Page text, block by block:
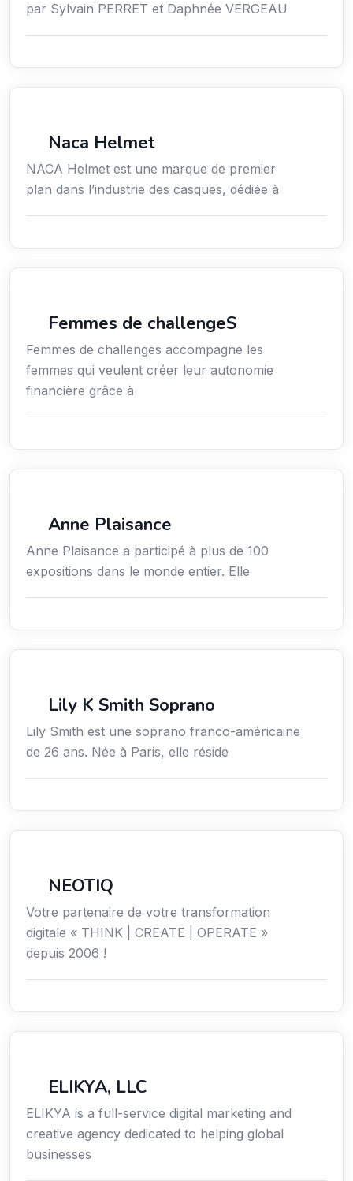
par Sylvain PERRET et Daphnée VERGEAU
Naca Helmet
NACA Helmet est une marque de premier
plan dans l’industrie des casques, dédiée à
Femmes de challengeS
Femmes de challenges accompagne les
femmes qui veulent créer leur autonomie
financière grâce à
Anne Plaisance
Anne Plaisance a participé à plus de 100
expositions dans le monde entier. Elle
Lily K Smith Soprano
Lily Smith est une soprano franco-américaine
de 26 ans. Née à Paris, elle réside
NEOTIQ
Votre partenaire de votre transformation
digitale « THINK | CREATE | OPERATE »
depuis 2006 !
ELIKYA, LLC
ELIKYA is a full-service digital marketing and
creative agency dedicated to helping global
businesses